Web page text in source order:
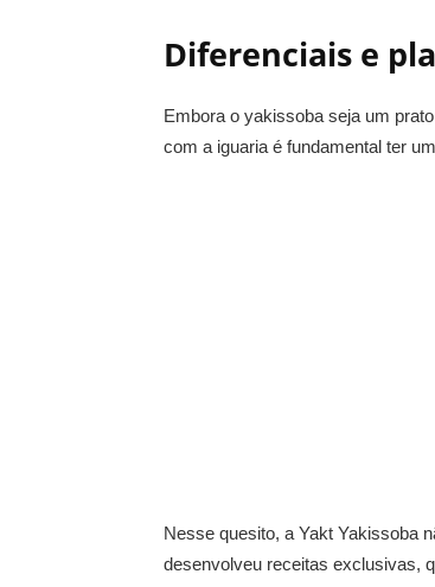
Diferenciais e
Embora o yakissoba seja um
com a iguaria é fundamental ter
Nesse quesito, a Yakt Yakissoba
desenvolveu receitas exclusivas,